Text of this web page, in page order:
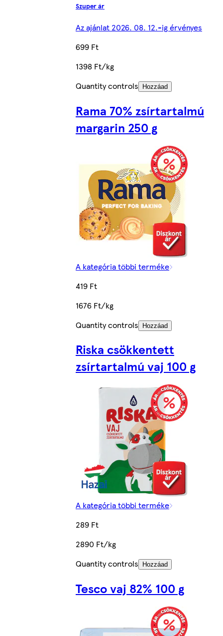
Szuper ár
Az ajánlat 2026. 08. 12.-ig érvényes
699 Ft
1398 Ft/kg
Quantity controls
Hozzáad
Rama 70% zsírtartalmú
margarin 250 g
A kategória többi terméke
419 Ft
1676 Ft/kg
Quantity controls
Hozzáad
Riska csökkentett
zsírtartalmú vaj 100 g
A kategória többi terméke
289 Ft
2890 Ft/kg
Quantity controls
Hozzáad
Tesco vaj 82% 100 g